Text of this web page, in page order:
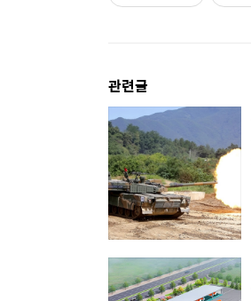
관련글